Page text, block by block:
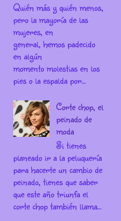
Quién más y quién menos,
pero la mayoría de las
mujeres, en
general, hemos padecido
en algún
momento molestias en los
pies o la espalda por...
Corte chop, el
peinado de
moda
Si tienes
planeado ir a la peluquería
para hacerte un cambio de
peinado, tienes que saber
que este año triunfa el
corte chop también llama...